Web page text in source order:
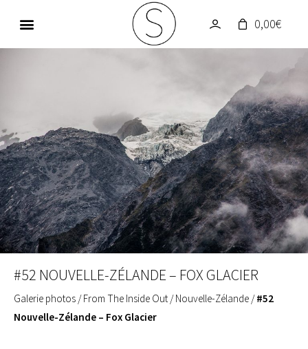
0,00€
#52 NOUVELLE-ZÉLANDE – FOX GLACIER
Galerie photos /From The Inside Out /Nouvelle-Zélande /#52
Nouvelle-Zélande – Fox Glacier